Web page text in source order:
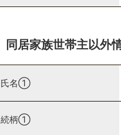
同居家族世帯主以外
氏名①
続柄①